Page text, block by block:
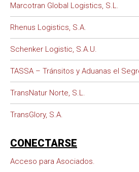
Marcotran Global Logistics, S.L.
Rhenus Logistics, S.A.
Schenker Logistic, S.A.U.
TASSA – Tránsitos y Aduanas el
TransNatur Norte, S.L.
TransGlory, S.A.
CONECTARSE
Acceso para Asociados.